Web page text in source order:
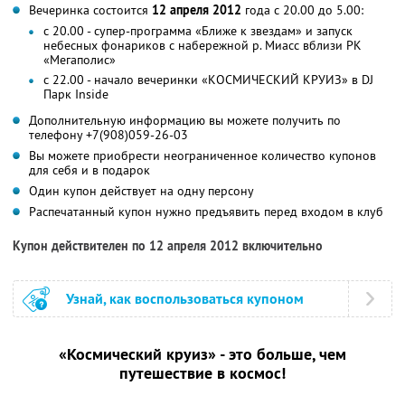
Вечеринка состоится 12 апреля 2012 года с 20.00 до 5.00:
с 20.00 - супер-программа «Ближе к звездам» и запуск
небесных фонариков с набережной р. Миасс вблизи РК
«Мегаполис»
с 22.00 - начало вечеринки «КОСМИЧЕСКИЙ КРУИЗ» в DJ
Парк Inside
Дополнительную информацию вы можете получить по
телефону +7(908)059-26-03
Вы можете приобрести неограниченное количество купонов
для себя и в подарок
Один купон действует на одну персону
Распечатанный купон нужно предъявить перед входом в клуб
Купон действителен по 12 апреля 2012 включительно
Узнай, как воспользоваться купоном
«Космический круиз» - это больше, чем
путешествие в космос!